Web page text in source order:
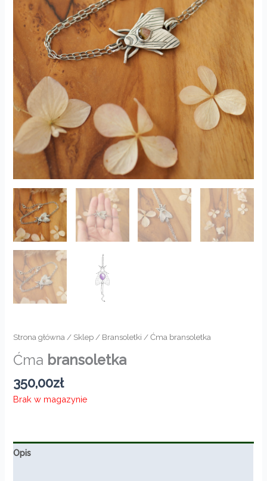
Strona główna / Sklep / Bransoletki / Ćma bransoletka
Ćma bransoletka
350,00zł
Brak w magazynie
Opis